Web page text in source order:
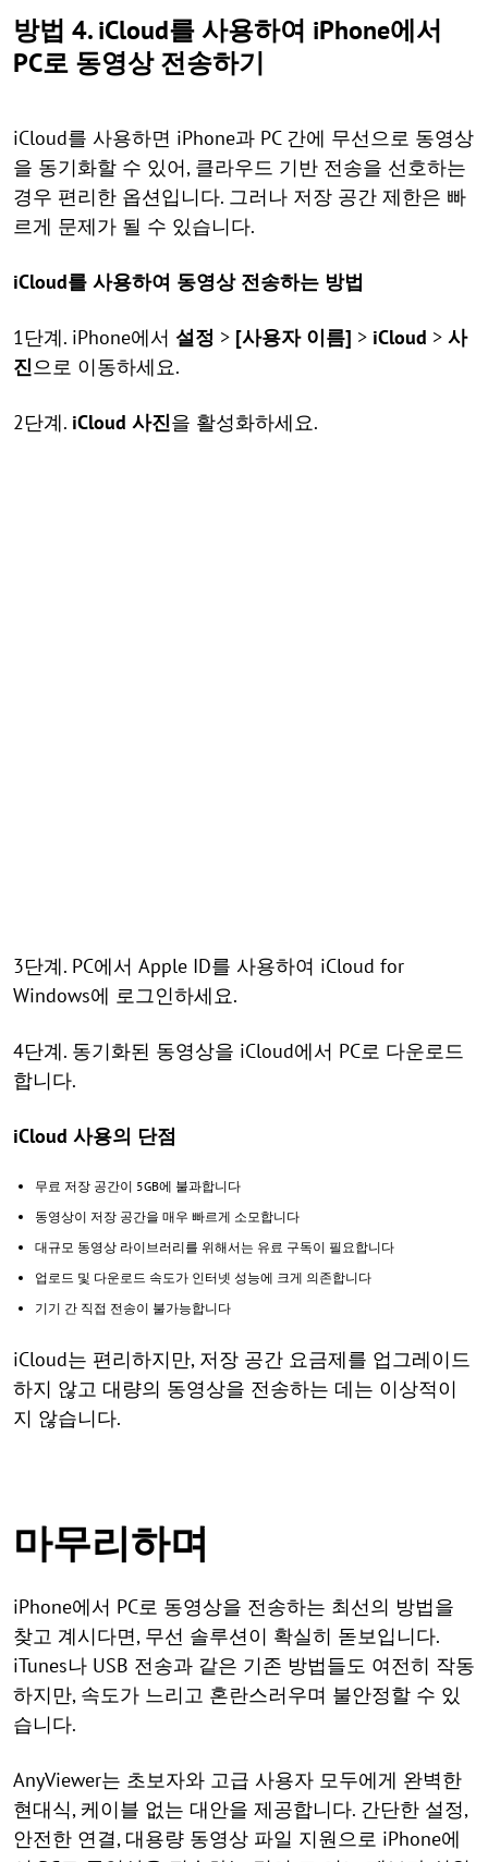
방법 4. iCloud를 사용하여 iPhone에서
PC로 동영상 전송하기
iCloud를 사용하면 iPhone과 PC 간에 무선으로 동영상
을 동기화할 수 있어, 클라우드 기반 전송을 선호하는
경우 편리한 옵션입니다. 그러나 저장 공간 제한은 빠
르게 문제가 될 수 있습니다.
iCloud를 사용하여 동영상 전송하는 방법
1단계. iPhone에서 설정 > [사용자 이름] > iCloud > 사
진으로 이동하세요.
2단계. iCloud 사진을 활성화하세요.
3단계. PC에서 Apple ID를 사용하여 iCloud for
Windows에 로그인하세요.
4단계. 동기화된 동영상을 iCloud에서 PC로 다운로드
합니다.
iCloud 사용의 단점
무료 저장 공간이 5GB에 불과합니다
동영상이 저장 공간을 매우 빠르게 소모합니다
대규모 동영상 라이브러리를 위해서는 유료 구독이 필요합니다
업로드 및 다운로드 속도가 인터넷 성능에 크게 의존합니다
기기 간 직접 전송이 불가능합니다
iCloud는 편리하지만, 저장 공간 요금제를 업그레이드
하지 않고 대량의 동영상을 전송하는 데는 이상적이
지 않습니다.
마무리하며
iPhone에서 PC로 동영상을 전송하는 최선의 방법을
찾고 계시다면, 무선 솔루션이 확실히 돋보입니다.
iTunes나 USB 전송과 같은 기존 방법들도 여전히 작동
하지만, 속도가 느리고 혼란스러우며 불안정할 수 있
습니다.
AnyViewer는 초보자와 고급 사용자 모두에게 완벽한
현대식, 케이블 없는 대안을 제공합니다. 간단한 설정,
안전한 연결, 대용량 동영상 파일 지원으로 iPhone에